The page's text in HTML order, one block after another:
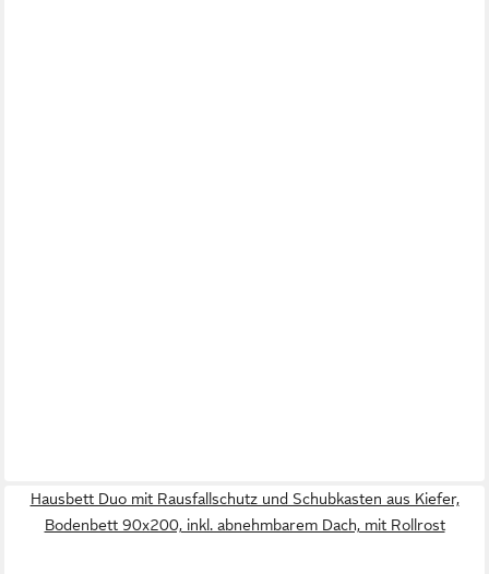
Hausbett Duo mit Rausfallschutz und Schubkasten aus Kiefer,
Bodenbett 90x200, inkl. abnehmbarem Dach, mit Rollrost